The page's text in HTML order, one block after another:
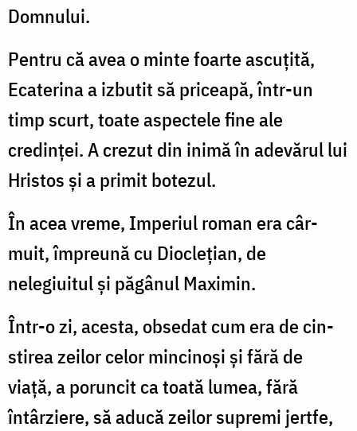
Domnului.
Pentru că avea o minte foarte ascuțită,
Ecaterina a izbutit să priceapă, într-un
timp scurt, toate aspectele fine ale
credinței. A crezut din inimă în adevărul lui
Hristos și a primit botezul.
În acea vreme, Imperiul roman era câr­
muit, împreună cu Dioclețian, de
nelegiuitul și păgânul Maximin.
Într-o zi, acesta, obsedat cum era de cin­
stirea zeilor celor mincinoși și fără de
viață, a poruncit ca toată lumea, fără
întârziere, să aducă zeilor supremi jertfe,